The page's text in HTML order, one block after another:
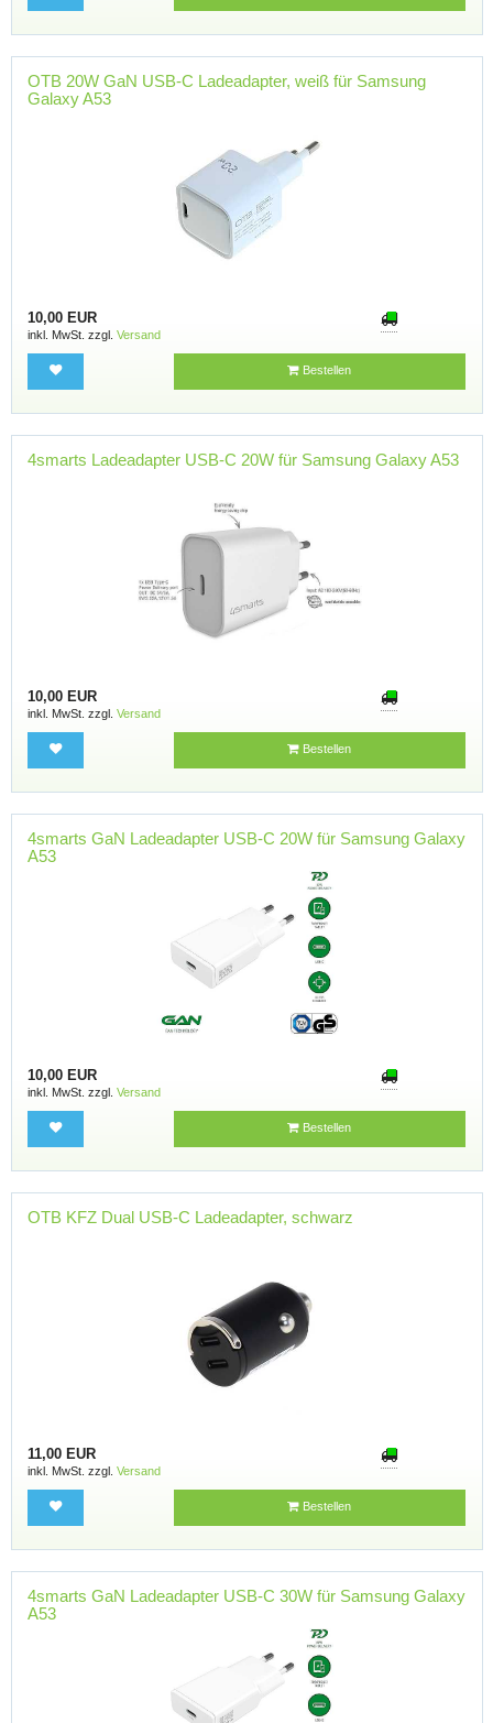
OTB 20W GaN USB-C Ladeadapter, weiß für Samsung
Galaxy A53
10,00 EUR
inkl. MwSt. zzgl. Versand
Bestellen
4smarts Ladeadapter USB-C 20W für Samsung Galaxy A53
10,00 EUR
inkl. MwSt. zzgl. Versand
Bestellen
4smarts GaN Ladeadapter USB-C 20W für Samsung Galaxy
A53
10,00 EUR
inkl. MwSt. zzgl. Versand
Bestellen
OTB KFZ Dual USB-C Ladeadapter, schwarz
11,00 EUR
inkl. MwSt. zzgl. Versand
Bestellen
4smarts GaN Ladeadapter USB-C 30W für Samsung Galaxy
A53